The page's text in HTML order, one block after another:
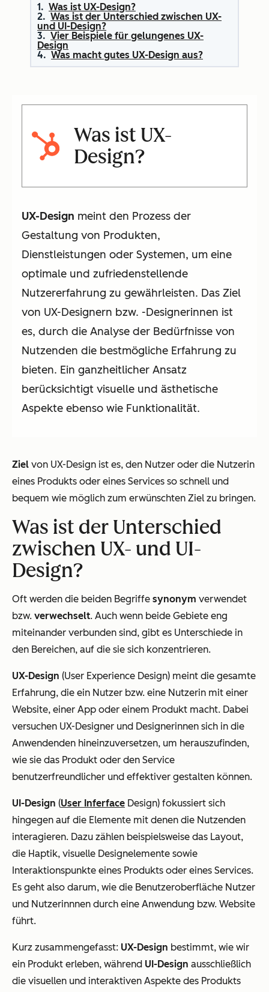
Was ist UX-Design?
Was ist der Unterschied zwischen UX-
und UI-Design?
Vier Beispiele für gelungenes UX-
Design
Was macht gutes UX-Design aus?
Was ist UX-
Design?
UX-Design meint den Prozess der
Gestaltung von Produkten,
Dienstleistungen oder Systemen, um eine
optimale und zufriedenstellende
Nutzererfahrung zu gewährleisten. Das Ziel
von UX-Designern bzw. -Designerinnen ist
es, durch die Analyse der Bedürfnisse von
Nutzenden die bestmögliche Erfahrung zu
bieten. Ein ganzheitlicher Ansatz
berücksichtigt visuelle und ästhetische
Aspekte ebenso wie Funktionalität.
Ziel von UX-Design ist es, den Nutzer oder die Nutzerin
eines Produkts oder eines Services so schnell und
bequem wie möglich zum erwünschten Ziel zu bringen.
Was ist der Unterschied
zwischen UX- und UI-
Design?
Oft werden die beiden Begriffe synonym verwendet
bzw. verwechselt. Auch wenn beide Gebiete eng
miteinander verbunden sind, gibt es Unterschiede in
den Bereichen, auf die sie sich konzentrieren.
UX-Design (User Experience Design) meint die gesamte
Erfahrung, die ein Nutzer bzw. eine Nutzerin mit einer
Website, einer App oder einem Produkt macht. Dabei
versuchen UX-Designer und Designerinnen sich in die
Anwendenden hineinzuversetzen, um herauszufinden,
wie sie das Produkt oder den Service
benutzerfreundlicher und effektiver gestalten können.
UI-Design (User Inferface Design) fokussiert sich
hingegen auf die Elemente mit denen die Nutzenden
interagieren. Dazu zählen beispielsweise das Layout,
die Haptik, visuelle Designelemente sowie
Interaktionspunkte eines Produkts oder eines Services.
Es geht also darum, wie die Benutzeroberfläche Nutzer
und Nutzerinnnen durch eine Anwendung bzw. Website
führt.
Kurz zusammengefasst: UX-Design bestimmt, wie wir
ein Produkt erleben, während UI-Design ausschließlich
die visuellen und interaktiven Aspekte des Produkts